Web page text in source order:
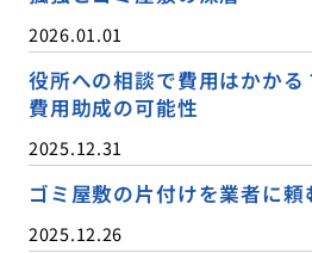
2026.01.01
役所への相談で費用はかか
費用助成の可能性
2025.12.31
ゴミ屋敷の片付けを業者に
2025.12.26